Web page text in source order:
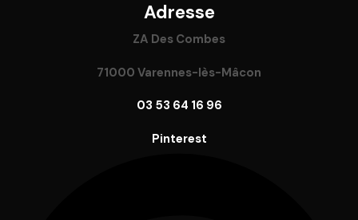
Adresse
ZA Des Combes
71000 Varennes-lès-Mâcon
03 53 64 16 96
Pinterest